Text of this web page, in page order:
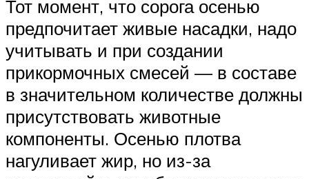
Тот момент, что сорога осенью
предпочитает живые насадки, надо
учитывать и при создании
прикормочных смесей — в составе
в значительном количестве должны
присутствовать животные
компоненты. Осенью плотва
нагуливает жир, но из-за